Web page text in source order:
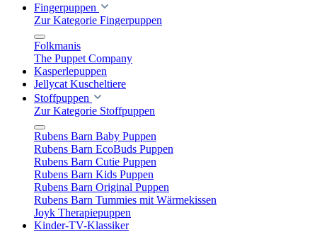
Fingerpuppen
Zur Kategorie Fingerpuppen
Folkmanis
The Puppet Company
Kasperlepuppen
Jellycat Kuscheltiere
Stoffpuppen
Zur Kategorie Stoffpuppen
Rubens Barn Baby Puppen
Rubens Barn EcoBuds Puppen
Rubens Barn Cutie Puppen
Rubens Barn Kids Puppen
Rubens Barn Original Puppen
Rubens Barn Tummies mit Wärmekissen
Joyk Therapiepuppen
Kinder-TV-Klassiker